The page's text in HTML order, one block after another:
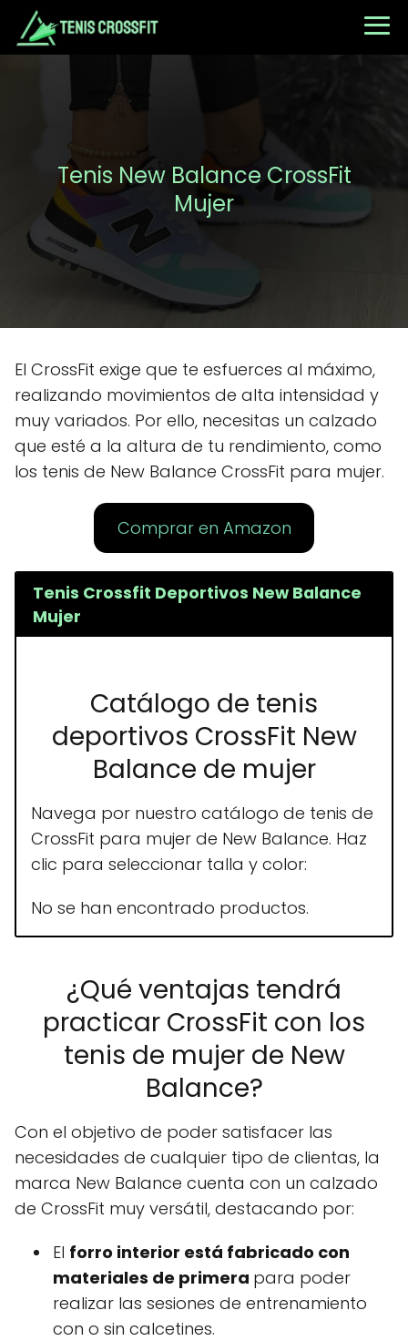
Tenis New Balance CrossFit
Mujer
El CrossFit exige que te esfuerces al máximo,
realizando movimientos de alta intensidad y
muy variados. Por ello, necesitas un calzado
que esté a la altura de tu rendimiento, como
los tenis de New Balance CrossFit para mujer.
Comprar en Amazon
Tenis Crossfit Deportivos New Balance
Mujer
Catálogo de tenis
deportivos CrossFit New
Balance de mujer
Navega por nuestro catálogo de tenis de
CrossFit para mujer de New Balance. Haz
clic para seleccionar talla y color:
No se han encontrado productos.
¿Qué ventajas tendrá
practicar CrossFit con los
tenis de mujer de New
Balance?
Con el objetivo de poder satisfacer las
necesidades de cualquier tipo de clientas, la
marca New Balance cuenta con un calzado
de CrossFit muy versátil, destacando por:
El forro interior está fabricado con
materiales de primera para poder
realizar las sesiones de entrenamiento
con o sin calcetines.